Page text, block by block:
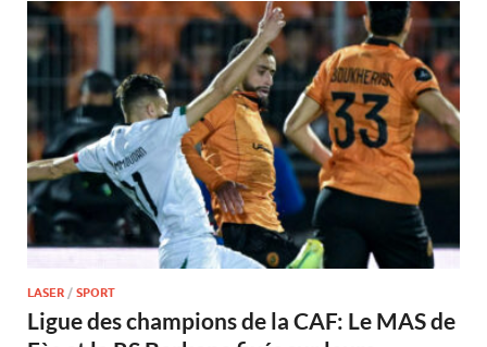
LASER / SPORT
Ligue des champions de la CAF: Le MAS de